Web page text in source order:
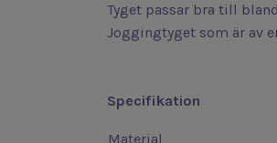
Tyget passar bra till
Joggingtyget som är av
Specifikation
Material